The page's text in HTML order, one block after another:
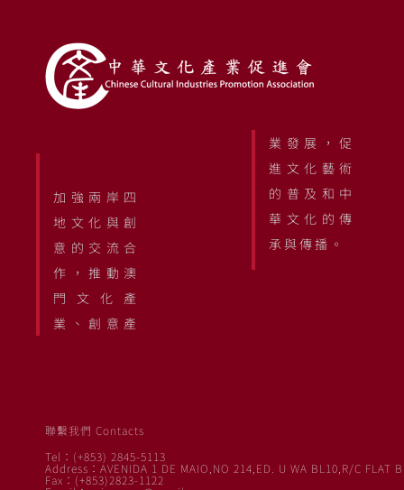
加強兩岸四
地文化與創
意的交流合
作，推動澳
門文化產
業、創意產
業發展，促
進文化藝術
的普及和中
華文化的傳
承與傳播。
聯繫我們 Contacts
Tel：(+853) 2845-5113
Address：AVENIDA 1 DE MAIO,NO 214,ED. U WA BL10,R/C FLAT B
Fax：(+853)2823-1122